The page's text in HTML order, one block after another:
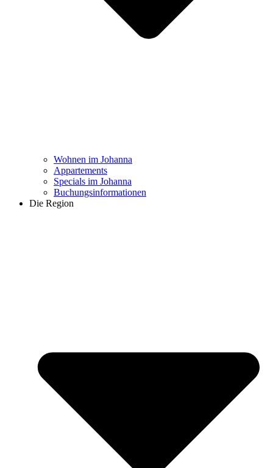
Wohnen im Johanna
Appartements
Specials im Johanna
Buchungs­informationen
Die Region